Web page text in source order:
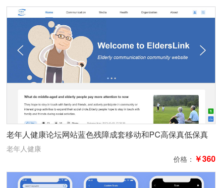
老年人健康论坛网站蓝色残障成套移动和PC高保真低保真
都有
老年人健康
价格： ￥360